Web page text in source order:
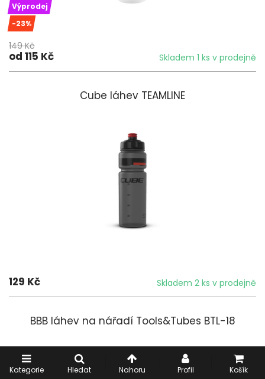
Výprodej
-23%
149 Kč
od 115 Kč Skladem 1 ks v prodejně
Cube láhev TEAMLINE
129 Kč Skladem 2 ks v prodejně
BBB láhev na nářadí Tools&Tubes BTL-18
Kategorie Hledat Nahoru Profil Košík